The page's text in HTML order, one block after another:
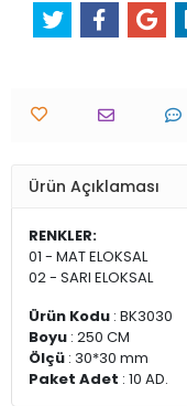
Ürün Açıklaması
RENKLER:
01 - MAT ELOKSAL
02 - SARI ELOKSAL
Ürün Kodu : BK3030
Boyu : 250 CM
Ölçü : 30*30 mm
Paket Adet : 10 AD.